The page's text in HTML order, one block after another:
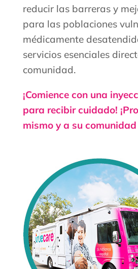
reducir las barreras y
para las poblaciones
médicamente
servicios esenciales
comunidad.
¡Comience con una
para recibir cuidado!
mismo y a su